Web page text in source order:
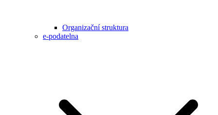
Organizační struktura
e-podatelna